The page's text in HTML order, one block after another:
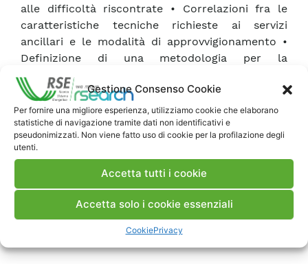
Gestione Consenso Cookie
Per fornire una migliore esperienza, utilizziamo cookie che elaborano
statistiche di navigazione tramite dati non identificativi e
pseudonimizzati. Non viene fatto uso di cookie per la profilazione degli
utenti.
Accetta tutti i cookie
Accetta solo i cookie essenziali
CookiePrivacy
alle difficoltà riscontrate • Correlazioni fra le
caratteristiche tecniche richieste ai servizi
ancillari e le modalità di approvvigionamento •
Definizione di una metodologia per la
quantificazione e allocazione della riserva con
riferimento ad una generica sessione di mercato,
basato sulla modellizzazione statistica di
domanda e offerta tenuto conto di un modello
semplificato della rete per la rappresentazione
della suddivisione in aree virtuali proposta dal
GME nella disciplina per l’approvvigionamento di
risorse compatibili con i vincoli di rete.
Scarica Rapporto